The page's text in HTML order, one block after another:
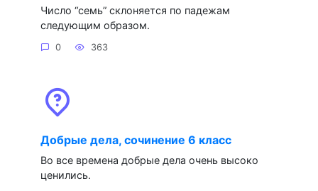
Число “семь” склоняется по падежам
следующим образом.
0 363
Добрые дела, сочинение 6 класс
Во все времена добрые дела очень высоко
ценились.